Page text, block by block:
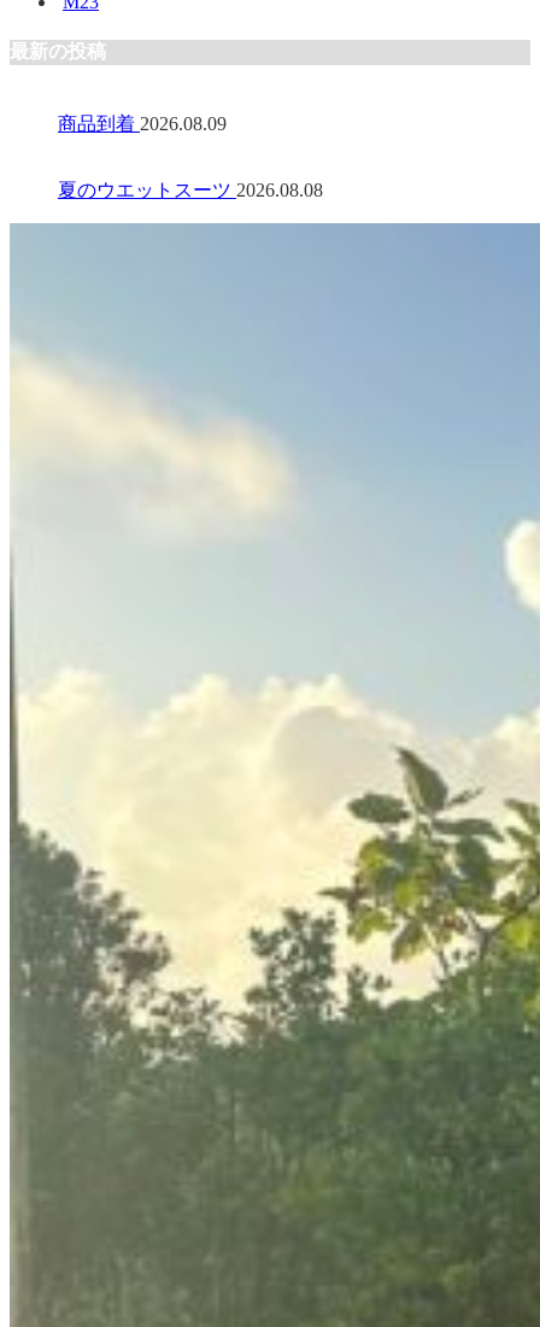
最新の投稿
商品到着 2026.08.09
夏のウエットスーツ 2026.08.08